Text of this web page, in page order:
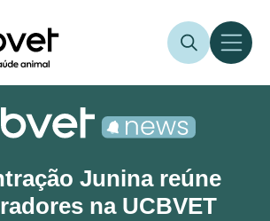
Junina reúne
na UCBVET